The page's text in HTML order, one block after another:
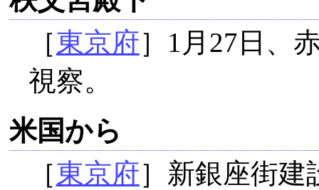
［東京府］1月27日、
視察。
米国から
［東京府］新銀座街